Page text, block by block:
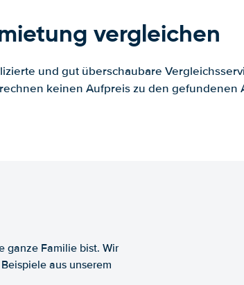
vergleichen
und gut überschaubare
keinen Aufpreis zu den gefundenen
ganze Familie bist. Wir
aus unserem